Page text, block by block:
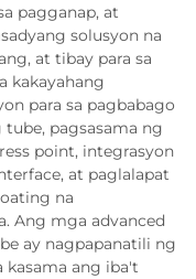
pagganap, at
solusyon na
at tibay para sa
kakayahang
para sa pagbabago
pagsasama ng
point, integrasyon
at paglalapat
na
Ang mga advanced
ay nagpapanatili ng
kasama ang iba't